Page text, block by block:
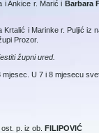
i Ankice r. Marić i Barbara
Krtalić i Marinke r. Puljić iz
Prozor.
župni ured.
U 7 i 8 mjesecu
ost. p. iz ob. FILIPOVIĆ